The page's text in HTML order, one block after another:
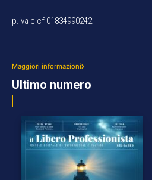
p.iva e cf 01834990242
Maggiori informazioni
Ultimo numero